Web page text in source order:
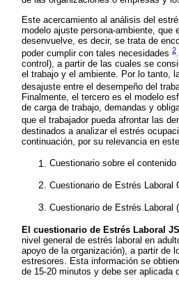
Este acercamiento al análisis del
modelo ajuste persona-ambiente, que
desenvuelve, es decir, se trata de
poder cumplir con tales necesidades 2
control), a partir de las cuales se
el trabajo y el ambiente. Por lo tanto,
desajuste entre el desempeño del
Finalmente, el tercero es el modelo
de carga de trabajo, demandas y
que el trabajador pueda afrontar las
destinados a analizar el estrés
continuación, por su relevancia en
Cuestionario sobre el
Cuestionario de Estrés Laboral
Cuestionario de Estrés Laboral
El cuestionario de Estrés Laboral
nivel general de estrés laboral en
apoyo de la organización), a partir de
estresores. Esta información se
de 15-20 minutos y debe ser aplicada